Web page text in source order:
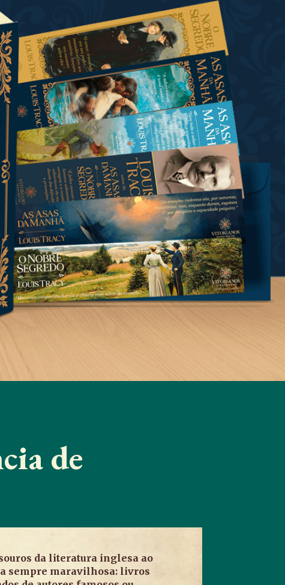
de
da literatura inglesa ao
sempre maravilhosa: livros